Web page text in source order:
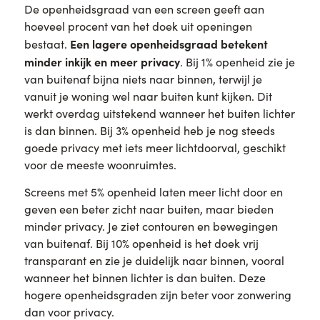
De openheidsgraad van een screen geeft aan
hoeveel procent van het doek uit openingen
bestaat. Een lagere openheidsgraad betekent
minder inkijk en meer privacy. Bij 1% openheid zie je
van buitenaf bijna niets naar binnen, terwijl je
vanuit je woning wel naar buiten kunt kijken. Dit
werkt overdag uitstekend wanneer het buiten lichter
is dan binnen. Bij 3% openheid heb je nog steeds
goede privacy met iets meer lichtdoorval, geschikt
voor de meeste woonruimtes.
Screens met 5% openheid laten meer licht door en
geven een beter zicht naar buiten, maar bieden
minder privacy. Je ziet contouren en bewegingen
van buitenaf. Bij 10% openheid is het doek vrij
transparant en zie je duidelijk naar binnen, vooral
wanneer het binnen lichter is dan buiten. Deze
hogere openheidsgraden zijn beter voor zonwering
dan voor privacy.